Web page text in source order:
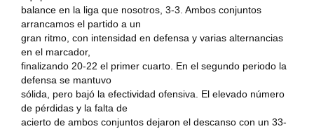
balance en la liga que nosotros, 3-3. Ambos conjuntos
arrancamos el partido a un
gran ritmo, con intensidad en defensa y varias alternancias
en el marcador,
finalizando 20-22 el primer cuarto. En el segundo periodo la
defensa se mantuvo
sólida, pero bajó la efectividad ofensiva. El elevado número
de pérdidas y la falta de
acierto de ambos conjuntos dejaron el descanso con un 33-